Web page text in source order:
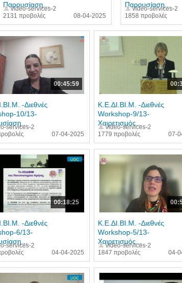
2131 προβολές
Παρουσίαση...
video-services-2
08-04-2025
1858 προβολές
Παρουσίαση...
video-services-2
00:45:59
-Διεθνές
10/13-
services-2
07-04-2025
1779 προβολές
Κ.Ε.ΔΙ.ΒΙ.Μ. -Διεθνές
Workshop-9/13-
Χαιρετισμός...
video-services-2
07-
00:18:25
-Διεθνές
6/13-
services-2
04-04-2025
1847 προβολές
Κ.Ε.ΔΙ.ΒΙ.Μ. -Διεθνές
Workshop-5/13-
Χαιρετισμός...
video-services-2
04-